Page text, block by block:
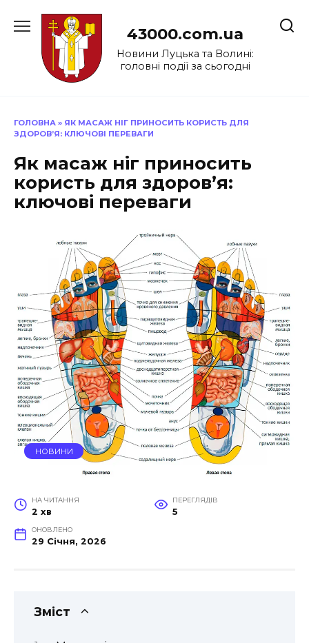
до
43000.com.ua
Новини Луцька та Волині:
головні події за сьогодні
ГОЛОВНА » ЯК МАСАЖ НІГ ПРИНОСИТЬ КОРИСТЬ ДЛЯ
ЗДОРОВ’Я: КЛЮЧОВІ ПЕРЕВАГИ
Як масаж ніг приносить
користь для здоров’я:
ключові переваги
НОВИНИ
НА ЧИТАННЯ
2 хв
ПЕРЕГЛЯДІВ
5
ОНОВЛЕНО
29 Січня, 2026
Зміст